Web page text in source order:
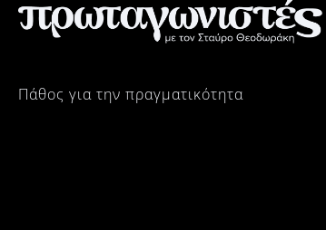
Πάθος για την πραγματικότητα